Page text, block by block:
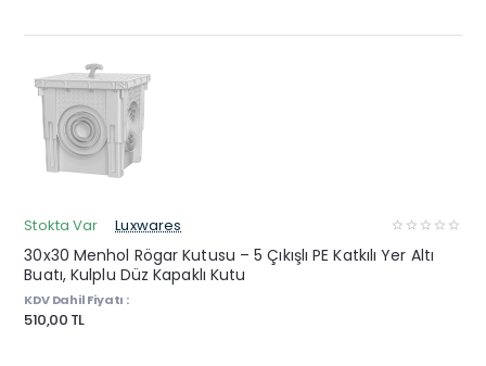
Stokta Var Luxwares
30x30 Menhol Rögar Kutusu – 5 Çıkışlı PE Katkılı Yer Altı
Buatı, Kulplu Düz Kapaklı Kutu
KDV Dahil Fiyatı :
510,00 TL